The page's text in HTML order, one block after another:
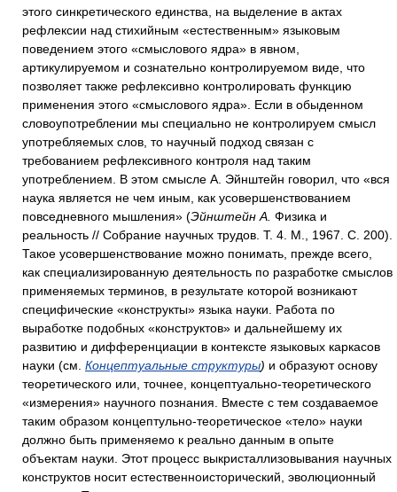
этого синкретического единства, на выделение в актах
рефлексии над стихийным «естественным» языковым
поведением этого «смыслового ядра» в явном,
артикулируемом и сознательно контролируемом виде, что
позволяет также рефлексивно контролировать функцию
применения этого «смыслового ядра». Если в обыденном
словоупотреблении мы специально не контролируем смысл
употребляемых слов, то научный подход связан с
требованием рефлексивного контроля над таким
употреблением. В этом смысле А. Эйнштейн говорил, что «вся
наука является не чем иным, как усовершенствованием
повседневного мышления» (Эйнштейн А. Физика и
реальность // Собрание научных трудов. Т. 4. М., 1967. С. 200).
Такое усовершенствование можно понимать, прежде всего,
как специализированную деятельность по разработке смыслов
применяемых терминов, в результате которой возникают
специфические «конструкты» языка науки. Работа по
выработке подобных «конструктов» и дальнейшему их
развитию и дифференциации в контексте языковых каркасов
науки (см. Концептуальные структуры) и образуют основу
теоретического или, точнее, концептуально-теоретического
«измерения» научного познания. Вместе с тем создаваемое
таким образом концептульно-теоретическое «тело» науки
должно быть применяемо к реально данным в опыте
объектам науки. Этот процесс выкристаллизовывания научных
конструктов носит естественноисторический, эволюционный